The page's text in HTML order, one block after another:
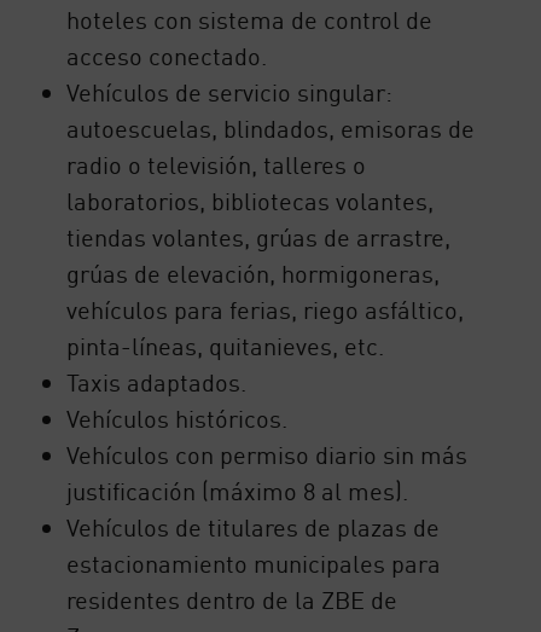
hoteles con sistema de control de
acceso conectado.
Vehículos de servicio singular:
autoescuelas, blindados, emisoras de
radio o televisión, talleres o
laboratorios, bibliotecas volantes,
tiendas volantes, grúas de arrastre,
grúas de elevación, hormigoneras,
vehículos para ferias, riego asfáltico,
pinta-líneas, quitanieves, etc.
Taxis adaptados.
Vehículos históricos.
Vehículos con permiso diario sin más
justificación (máximo 8 al mes).
Vehículos de titulares de plazas de
estacionamiento municipales para
residentes dentro de la ZBE de